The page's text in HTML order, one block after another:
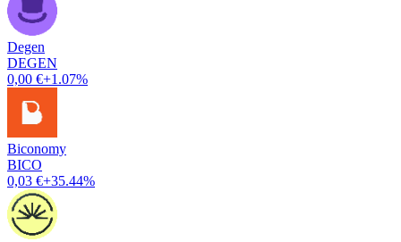
Degen
DEGEN
0,00 €+1.07%
Biconomy
BICO
0,03 €+35.44%